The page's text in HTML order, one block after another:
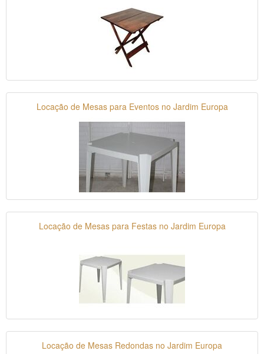
Locação de Mesas para Eventos no Jardim Europa
Locação de Mesas para Festas no Jardim Europa
Locação de Mesas Redondas no Jardim Europa